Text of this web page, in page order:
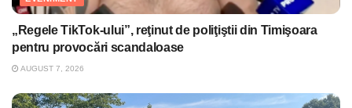
„Regele TikTok-ului”, reţinut de poliţiştii din Timişoara
pentru provocări scandaloase
AUGUST 7, 2026